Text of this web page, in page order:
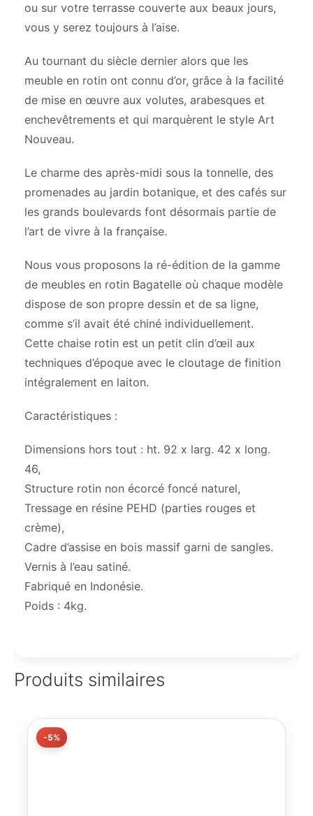
ou sur votre terrasse couverte aux beaux jours,
vous y serez toujours à l’aise.
Au tournant du siècle dernier alors que les
meuble en rotin ont connu d’or, grâce à la facilité
de mise en œuvre aux volutes, arabesques et
enchevêtrements et qui marquèrent le style Art
Nouveau.
Le charme des après-midi sous la tonnelle, des
promenades au jardin botanique, et des cafés sur
les grands boulevards font désormais partie de
l’art de vivre à la française.
Nous vous proposons la ré-édition de la gamme
de meubles en rotin Bagatelle où chaque modèle
dispose de son propre dessin et de sa ligne,
comme s’il avait été chiné individuellement.
Cette chaise rotin est un petit clin d’œil aux
techniques d’époque avec le cloutage de finition
intégralement en laiton.
Caractéristiques :
Dimensions hors tout : ht. 92 x larg. 42 x long.
46,
Structure rotin non écorcé foncé naturel,
Tressage en résine PEHD (parties rouges et
crème),
Cadre d’assise en bois massif garni de sangles.
Vernis à l’eau satiné.
Fabriqué en Indonésie.
Poids : 4kg.
Produits similaires
-5%